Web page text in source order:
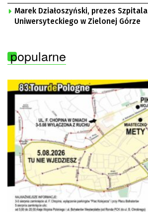
Marek Działoszyński, prezes Szpitala
Uniwersyteckiego w Zielonej Górze
popularne